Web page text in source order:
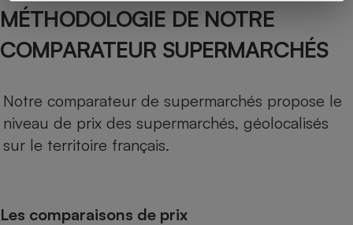
MÉTHODOLOGIE DE NOTRE
COMPARATEUR SUPERMARCHÉS
Notre comparateur de supermarchés propose le
niveau de prix des supermarchés, géolocalisés
sur le territoire français.
Les comparaisons de prix